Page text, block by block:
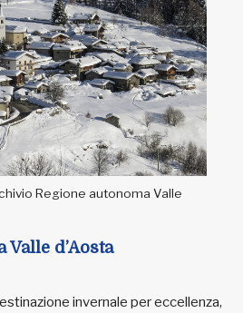
Regione autonoma Valle
Valle d’Aosta
invernale per eccellenza,